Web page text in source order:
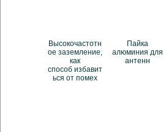
Высокочастотн
ое заземление,
как
способ избавит
ься от помех
Пайка
алюминия для
антенн